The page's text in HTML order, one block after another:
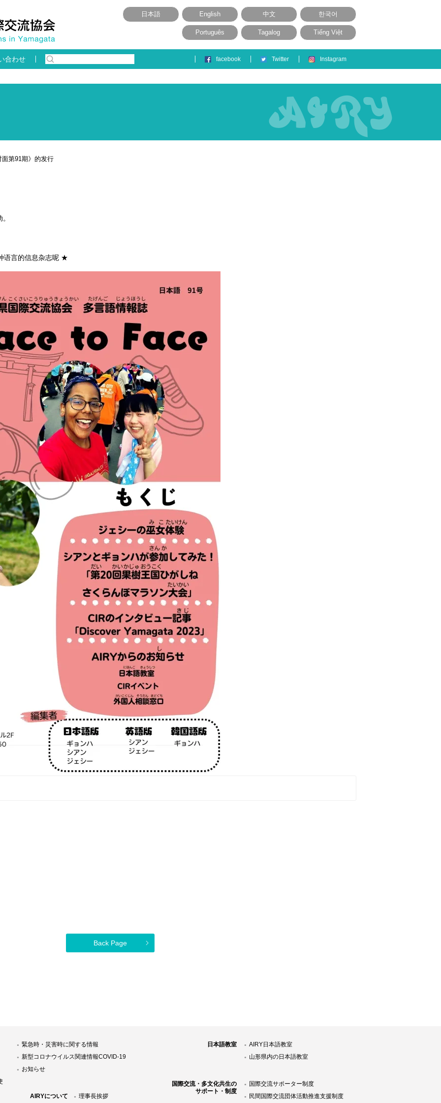
日本語 English 中文 한국어
Português Tagalog Tiếng Việt
合わせ facebook Twitter Instagram
第91期》的发行
语言的信息杂志呢 ★
Back Page
緊急時・災害時に関する情報
新型コロナウイルス関連情報COVID-19
お知らせ
AIRYについて 理事長挨拶
日本語教室
AIRY日本語教室
山形県内の日本語教室
国際交流・多文化共生の
サポート・制度
国際交流サポーター制度
民間国際交流団体活動推進支援制度